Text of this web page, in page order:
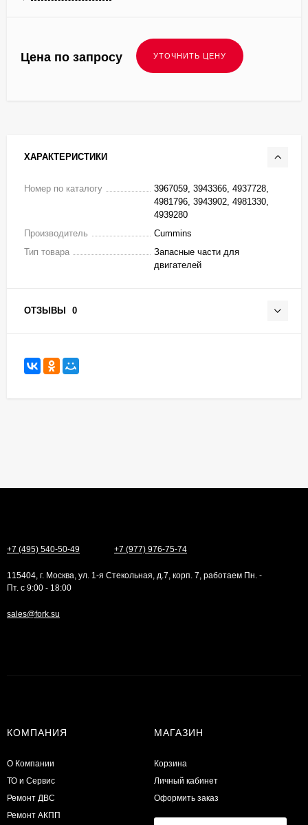
Цена по запросу
ХАРАКТЕРИСТИКИ
Номер по каталогу
3967059, 3943366, 4937728,
4981796, 3943902, 4981330,
4939280
Производитель
Cummins
Тип товара
Запасные части для
двигателей
ОТЗЫВЫ 0
+7 (495) 540-50-49 +7 (977) 976-75-74
115404, г. Москва, ул. 1-я Стекольная, д.7, корп. 7, работаем Пн. -
Пт. с 9:00 - 18:00
sales@fork.su
КОМПАНИЯ
О Компании
ТО и Сервис
​Ремонт ДВС
Ремонт АКПП
МАГАЗИН
Корзина
Личный кабинет
Оформить заказ